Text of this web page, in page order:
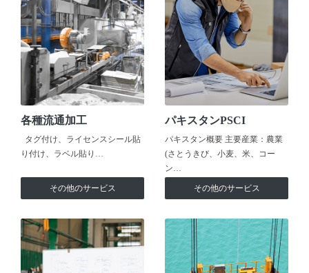
各種流通加工
タグ付け、ライセンスシール貼
り付け、ラベル貼り…
その他のサービス
パキスタンPSCI
パキスタン概要 主要産業：農業
(さとうきび、小麦、米、コー
ン…
その他のサービス